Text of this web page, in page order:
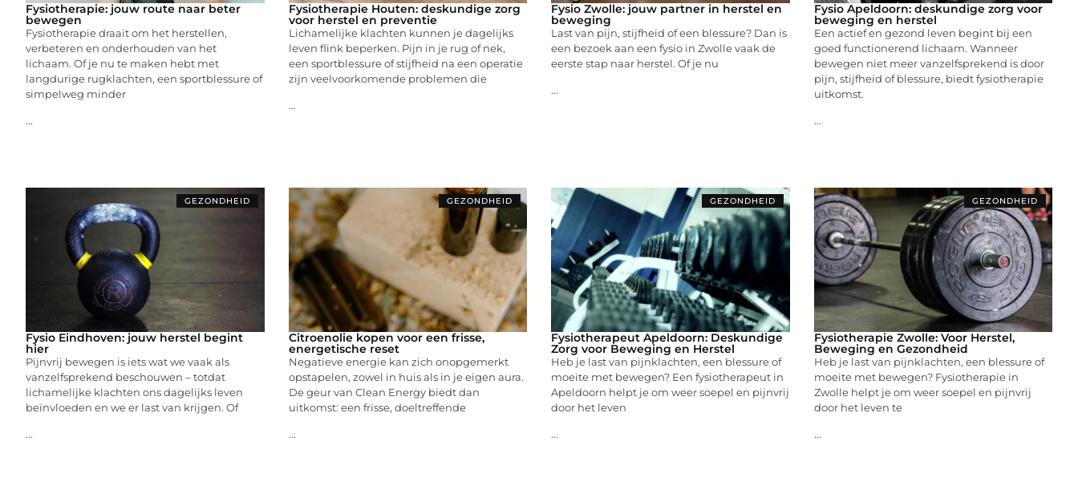
Fysiotherapie: jouw route naar beter
bewegen
Fysiotherapie draait om het herstellen,
verbeteren en onderhouden van het
lichaam. Of je nu te maken hebt met
langdurige rugklachten, een sportblessure of
simpelweg minder
...
Fysiotherapie Houten: deskundige zorg
voor herstel en preventie
Lichamelijke klachten kunnen je dagelijks
leven flink beperken. Pijn in je rug of nek,
een sportblessure of stijfheid na een operatie
zijn veelvoorkomende problemen die
...
Fysio Zwolle: jouw partner in herstel en
beweging
Last van pijn, stijfheid of een blessure? Dan is
een bezoek aan een fysio in Zwolle vaak de
eerste stap naar herstel. Of je nu
...
Fysio Apeldoorn: deskundige zorg voor
beweging en herstel
Een actief en gezond leven begint bij een
goed functionerend lichaam. Wanneer
bewegen niet meer vanzelfsprekend is door
pijn, stijfheid of blessure, biedt fysiotherapie
uitkomst.
...
GEZONDHEID
Fysio Eindhoven: jouw herstel begint
hier
Pijnvrij bewegen is iets wat we vaak als
vanzelfsprekend beschouwen – totdat
lichamelijke klachten ons dagelijks leven
beïnvloeden en we er last van krijgen. Of
...
GEZONDHEID
Citroenolie kopen voor een frisse,
energetische reset
Negatieve energie kan zich onopgemerkt
opstapelen, zowel in huis als in je eigen aura.
De geur van Clean Energy biedt dan
uitkomst: een frisse, doeltreffende
...
GEZONDHEID
Fysiotherapeut Apeldoorn: Deskundige
Zorg voor Beweging en Herstel
Heb je last van pijnklachten, een blessure of
moeite met bewegen? Een fysiotherapeut in
Apeldoorn helpt je om weer soepel en pijnvrij
door het leven
...
GEZONDHEID
Fysiotherapie Zwolle: Voor Herstel,
Beweging en Gezondheid
Heb je last van pijnklachten, een blessure of
moeite met bewegen? Fysiotherapie in
Zwolle helpt je om weer soepel en pijnvrij
door het leven te
...